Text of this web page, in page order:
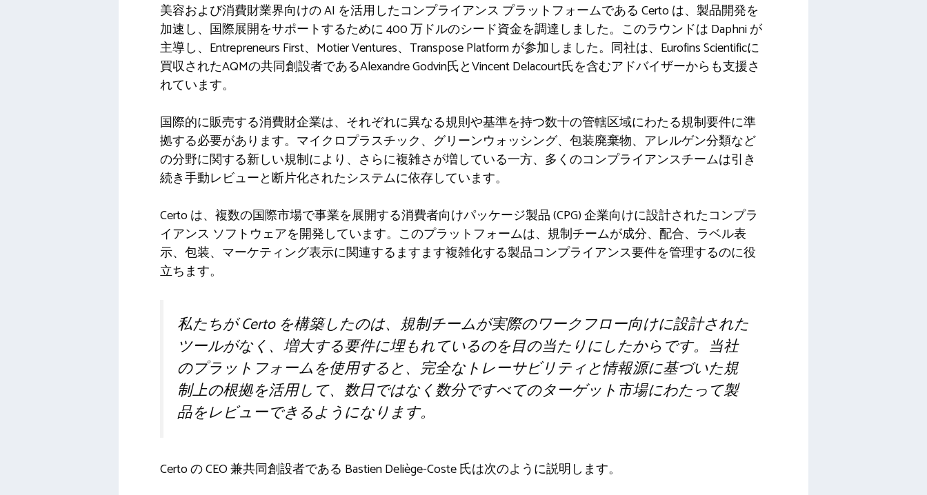
美容および消費財業界向けの AI を活用したコンプライアンス プラットフォームである Certo は、製品開発を
加速し、国際展開をサポートするために 400 万ドルのシード資金を調達しました。このラウンドは Daphni が
主導し、Entrepreneurs First、Motier Ventures、Transpose Platform が参加しました。同社は、Eurofins Scientificに
買収されたAQMの共同創設者であるAlexandre Godvin氏とVincent Delacourt氏を含むアドバイザーからも支援さ
れています。
国際的に販売する消費財企業は、それぞれに異なる規則や基準を持つ数十の管轄区域にわたる規制要件に準
拠する必要があります。マイクロプラスチック、グリーンウォッシング、包装廃棄物、アレルゲン分類など
の分野に関する新しい規制により、さらに複雑さが増している一方、多くのコンプライアンスチームは引き
続き手動レビューと断片化されたシステムに依存しています。
Certo は、複数の国際市場で事業を展開する消費者向けパッケージ製品 (CPG) 企業向けに設計されたコンプラ
イアンス ソフトウェアを開発しています。このプラットフォームは、規制チームが成分、配合、ラベル表
示、包装、マーケティング表示に関連するますます複雑化する製品コンプライアンス要件を管理するのに役
立ちます。
私たちが Certo を構築したのは、規制チームが実際のワークフロー向けに設計された
ツールがなく、増大する要件に埋もれているのを目の当たりにしたからです。当社
のプラットフォームを使用すると、完全なトレーサビリティと情報源に基づいた規
制上の根拠を活用して、数日ではなく数分ですべてのターゲット市場にわたって製
品をレビューできるようになります。
Certo の CEO 兼共同創設者である Bastien Deliège-Coste 氏は次のように説明します。